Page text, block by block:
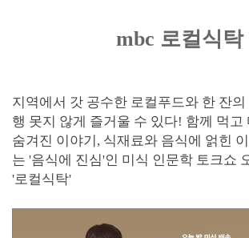
mbc 로컬식탁
지역에서 갓 공수한 로컬푸드와 한 잔의
행 못지 않게 즐거울 수 있다! 함께 먹고
숨겨진 이야기, 식재료와 음식에 얽힌
는 '음식에 진심'인 미식 인문학 토크쇼
'로컬식탁'